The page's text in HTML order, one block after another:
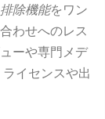
除機能をワン
わせへのレス
ーや専門メデ
イセンスや出